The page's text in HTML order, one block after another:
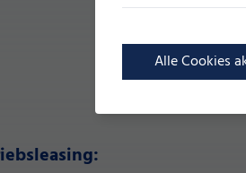
Alle Cookies